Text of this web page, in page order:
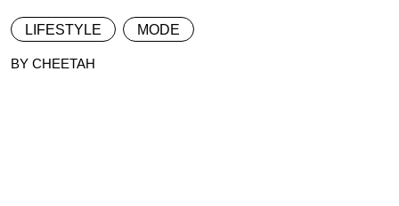
LIFESTYLE MODE
BY CHEETAH